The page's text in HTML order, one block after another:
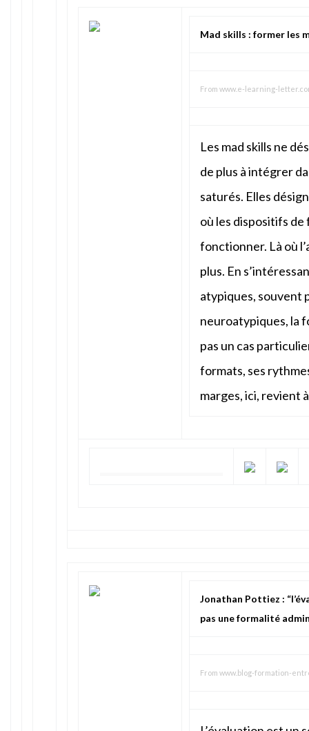
Mad skills : former les
From www.e-learning-
Les mad skills ne
de plus à intégrer
saturés. Elles
où les dispositifs
fonctionner. Là où
plus. En
atypiques, souvent
neuroatypiques, la
pas un cas
formats, ses
marges, ici, revient
Jonathan Pottiez :
pas une formalité
From www.blog-formation-